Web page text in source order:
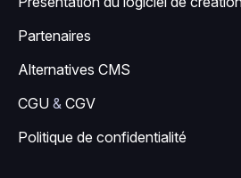
Partenaires
Alternatives CMS
CGU & CGV
Politique de confidentialité